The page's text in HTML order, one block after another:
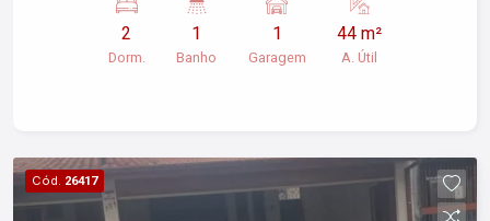
Móveis planejados - Lavanderia Este
apartamento é ideal para quem busca conforto e
praticidade em um bairro tranquilo. Com 02
oportunidade de conhecer esse imóvel!
2
Dorm.
1
Banho
1
Garagem
44 m²
A. Útil
Cód. 26417